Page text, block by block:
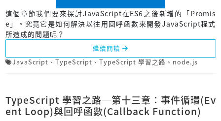
這個章節我們要來探討JavaScript在ES6之後新增的「Promis
e」。究竟它是如何解決以往用回呼函數來開發JavaScript程式
所造成的問題呢？
繼續閱讀
JavaScript 、 TypeScript 、 TypeScript 學習之路 、 node.js
TypeScript 學習之路─第十三章：事件循環(Ev
ent Loop)與回呼函數(Callback Function)